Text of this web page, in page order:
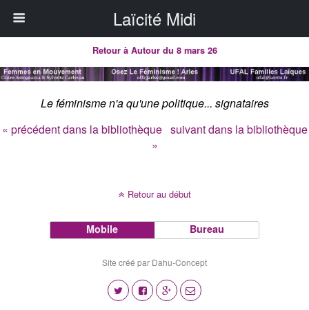
Laïcité Midi
Retour à Autour du 8 mars 26
Le féminisme n'a qu'une politique... signataires
« précédent dans la bibliothèque suivant dans la bibliothèque
»
Retour au début
Mobile Bureau
Site créé par Dahu-Concept